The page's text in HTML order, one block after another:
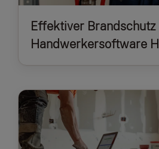
Effektiver
Handwerkersoftware